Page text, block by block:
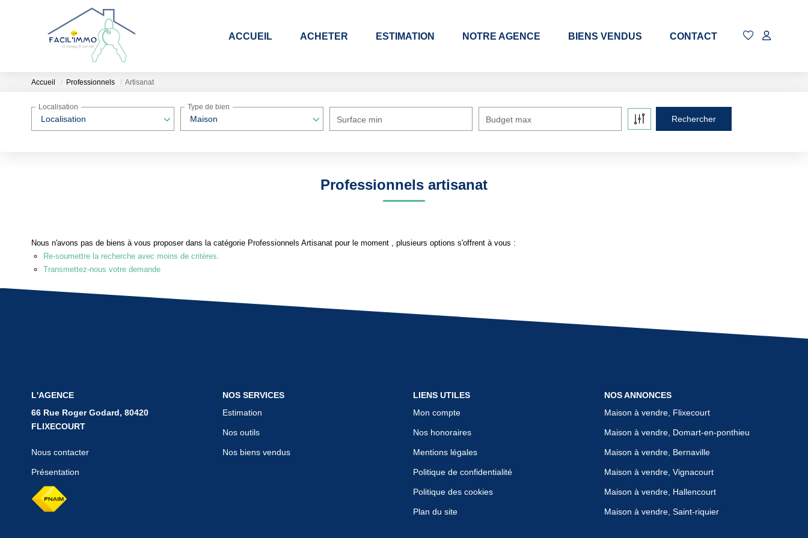
ACCUEIL ACHETER ESTIMATION NOTRE AGENCE BIENS VENDUS CONTACT
Accueil Professionnels Artisanat
Localisation
Localisation
Maison
Type de bien
Surface min Budget max
Professionnels artisanat
Nous n'avons pas de biens à vous proposer dans la catégorie Professionnels Artisanat pour le moment , plusieurs options s'offrent à vous :
Re-soumettre la recherche avec moins de critères.
Transmettez-nous votre demande
L'AGENCE
66 Rue Roger Godard, 80420
FLIXECOURT
Nous contacter
Présentation
NOS SERVICES
Estimation
Nos outils
Nos biens vendus
LIENS UTILES
Mon compte
Nos honoraires
Mentions légales
Politique de confidentialité
Politique des cookies
Plan du site
NOS ANNONCES
Maison à vendre, Flixecourt
Maison à vendre, Domart-en-ponthieu
Maison à vendre, Bernaville
Maison à vendre, Vignacourt
Maison à vendre, Hallencourt
Maison à vendre, Saint-riquier